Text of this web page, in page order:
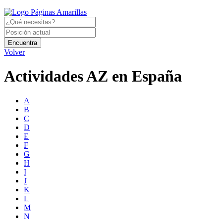
Encuentra
Volver
Actividades AZ en España
A
B
C
D
E
F
G
H
I
J
K
L
M
N